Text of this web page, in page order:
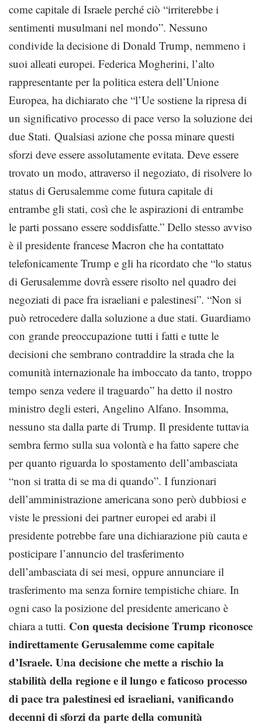
come capitale di Israele perché ciò “irriterebbe i
sentimenti musulmani nel mondo”. Nessuno
condivide la decisione di Donald Trump, nemmeno i
suoi alleati europei. Federica Mogherini, l’alto
rappresentante per la politica estera dell’Unione
Europea, ha dichiarato che “l’Ue sostiene la ripresa di
un significativo processo di pace verso la soluzione dei
due Stati. Qualsiasi azione che possa minare questi
sforzi deve essere assolutamente evitata. Deve essere
trovato un modo, attraverso il negoziato, di risolvere lo
status di Gerusalemme come futura capitale di
entrambe gli stati, così che le aspirazioni di entrambe
le parti possano essere soddisfatte.” Dello stesso avviso
è il presidente francese Macron che ha contattato
telefonicamente Trump e gli ha ricordato che “lo status
di Gerusalemme dovrà essere risolto nel quadro dei
negoziati di pace fra israeliani e palestinesi”. “Non si
può retrocedere dalla soluzione a due stati. Guardiamo
con grande preoccupazione tutti i fatti e tutte le
decisioni che sembrano contraddire la strada che la
comunità internazionale ha imboccato da tanto, troppo
tempo senza vedere il traguardo” ha detto il nostro
ministro degli esteri, Angelino Alfano. Insomma,
nessuno sta dalla parte di Trump. Il presidente tuttavia
sembra fermo sulla sua volontà e ha fatto sapere che
per quanto riguarda lo spostamento dell’ambasciata
“non si tratta di se ma di quando”. I funzionari
dell’amministrazione americana sono però dubbiosi e
viste le pressioni dei partner europei ed arabi il
presidente potrebbe fare una dichiarazione più cauta e
posticipare l’annuncio del trasferimento
dell’ambasciata di sei mesi, oppure annunciare il
trasferimento ma senza fornire tempistiche chiare. In
ogni caso la posizione del presidente americano è
chiara a tutti. Con questa decisione Trump riconosce
indirettamente Gerusalemme come capitale
d’Israele. Una decisione che mette a rischio la
stabilità della regione e il lungo e faticoso processo
di pace tra palestinesi ed israeliani, vanificando
decenni di sforzi da parte della comunità